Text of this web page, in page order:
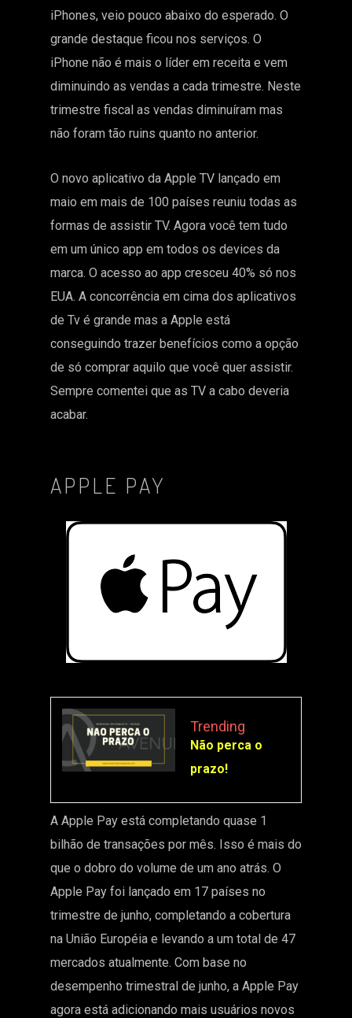
iPhones, veio pouco abaixo do esperado. O
grande destaque ficou nos serviços. O
iPhone não é mais o líder em receita e vem
diminuindo as vendas a cada trimestre. Neste
trimestre fiscal as vendas diminuíram mas
não foram tão ruins quanto no anterior.
O novo aplicativo da Apple TV lançado em
maio em mais de 100 países reuniu todas as
formas de assistir TV. Agora você tem tudo
em um único app em todos os devices da
marca. O acesso ao app cresceu 40% só nos
EUA. A concorrência em cima dos aplicativos
de Tv é grande mas a Apple está
conseguindo trazer benefícios como a opção
de só comprar aquilo que você quer assistir.
Sempre comentei que as TV a cabo deveria
acabar.
APPLE PAY
Trending
Não perca o
prazo!
A Apple Pay está completando quase 1
bilhão de transações por mês. Isso é mais do
que o dobro do volume de um ano atrás. O
Apple Pay foi lançado em 17 países no
trimestre de junho, completando a cobertura
na União Européia e levando a um total de 47
mercados atualmente. Com base no
desempenho trimestral de junho, a Apple Pay
agora está adicionando mais usuários novos